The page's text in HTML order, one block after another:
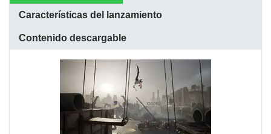
Características del lanzamiento
Contenido descargable